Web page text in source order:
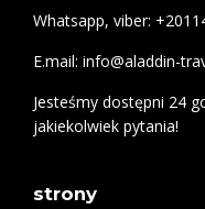
Whatsapp, viber:
E.mail: info@aladdin-
Jesteśmy dostępni 24
jakiekolwiek pytania!
strony